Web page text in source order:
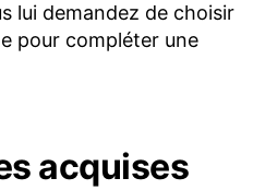
lui demandez de choisir
pour compléter une
acquises